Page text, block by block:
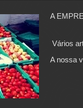
A
Vários
A nossa